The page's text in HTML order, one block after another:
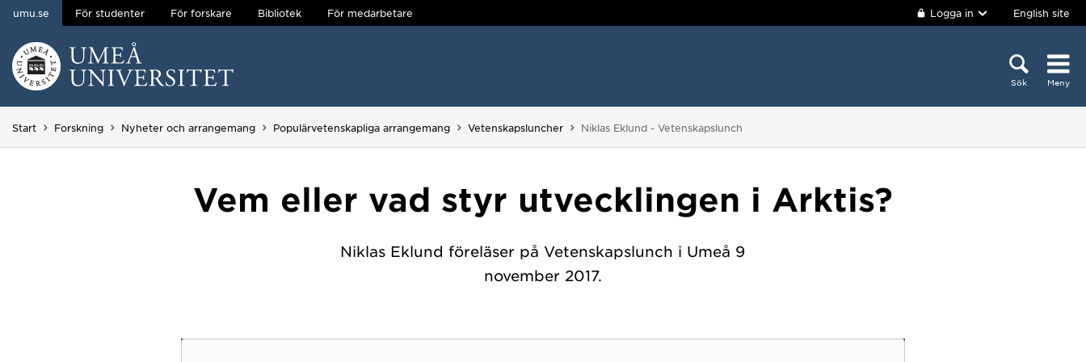
Hoppa direkt till innehållet
umu.se För studenter För forskare Bibliotek För medarbetare Logga in English site
Sök Meny
Huvudmenyn dold.
Start Forskning Nyheter och arrangemang Populärvetenskapliga arrangemang Vetenskapsluncher Du är här:
Niklas Eklund - Vetenskapslunch
Vem eller vad styr utvecklingen i Arktis?
Niklas Eklund föreläser på Vetenskapslunch i Umeå 9
november 2017.